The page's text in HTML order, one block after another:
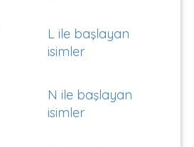
L ile başlayan
isimler
N ile başlayan
isimler